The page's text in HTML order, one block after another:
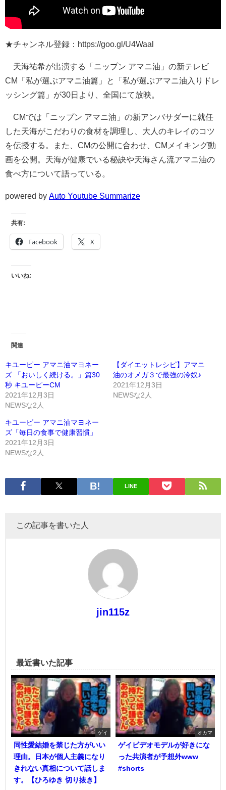
★チャンネル登録：https://goo.gl/U4Waal
天海祐希が出演する「ニップン アマニ油」の新テレビ
CM「私が選ぶアマニ油篇」と「私が選ぶアマニ油入りドレ
ッシング篇」が30日より、全国にて放映。
CMでは「ニップン アマニ油」の新アンバサダーに就任
した天海がこだわりの食材を調理し、大人のキレイのコツ
を伝授する。また、CMの公開に合わせ、CMメイキング動
画を公開。天海が健康でいる秘訣や天海さん流アマニ油の
食べ方について語っている。
powered by Auto Youtube Summarize
共有:
Facebook X
いいね:
関連
キユーピー アマニ油マヨネー
ズ 「おいしく続ける。」篇30
秒 キユーピーCM
2021年12月3日
NEWSな2人
【ダイエットレシピ】アマニ
油のオメガ３で最強の冷奴♪
2021年12月3日
NEWSな2人
キユーピー アマニ油マヨネー
ズ「毎日の食事で健康習慣」
2021年12月3日
NEWSな2人
LINE
この記事を書いた人
jin115z
最近書いた記事
ゲイ
同性愛結婚を禁じた方がいい
理由。日本が個人主義になり
きれない真相について話しま
す。【ひろゆき 切り抜き】
オカマ
ゲイビデオモデルが好きにな
った共演者が予想外www
#shorts